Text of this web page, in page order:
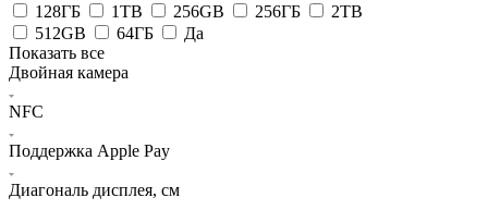
128ГБ 1TB 256GB 256ГБ
2TB
512GB
64ГБ
Да
Показать все
Двойная камера
NFC
Поддержка Apple Pay
Диагональ дисплея, см